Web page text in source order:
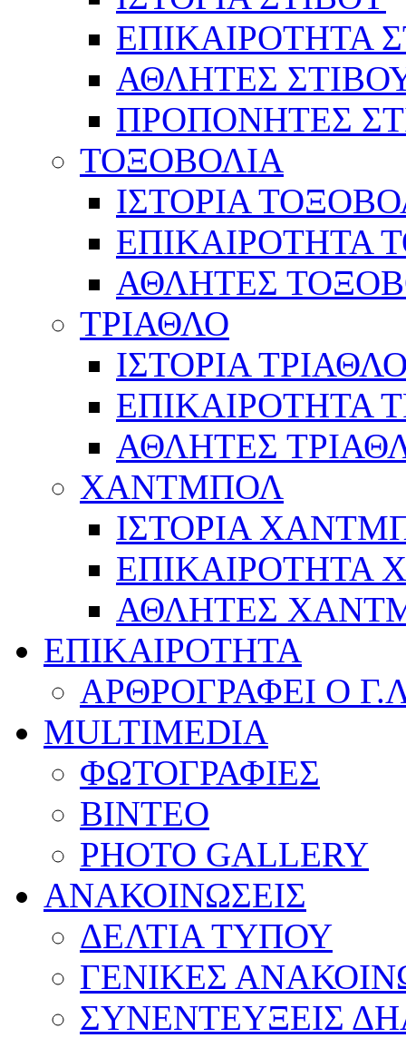
ΕΠΙΚΑΙΡΟΤΗΤΑ
ΑΘΛΗΤΕΣ
ΠΡΟΠΟΝΗΤΕΣ
ΤΟΞΟΒΟΛΙΑ
ΙΣΤΟΡΙΑ
ΕΠΙΚΑΙΡΟΤΗΤΑ
ΑΘΛΗΤΕΣ
ΤΡΙΑΘΛΟ
ΙΣΤΟΡΙΑ
ΕΠΙΚΑΙΡΟΤΗΤΑ
ΑΘΛΗΤΕΣ
ΧΑΝΤΜΠΟΛ
ΙΣΤΟΡΙΑ
ΕΠΙΚΑΙΡΟΤΗΤΑ
ΑΘΛΗΤΕΣ
ΕΠΙΚΑΙΡΟΤΗΤΑ
ΑΡΘΡΟΓΡΑΦΕΙ Ο
MULTIMEDIA
ΦΩΤΟΓΡΑΦΙΕΣ
ΒΙΝΤΕΟ
PHOTO GALLERY
ΑΝΑΚΟΙΝΩΣΕΙΣ
ΔΕΛΤΙΑ ΤΥΠΟΥ
ΓΕΝΙΚΕΣ
ΣΥΝΕΝΤΕΥΞΕΙΣ